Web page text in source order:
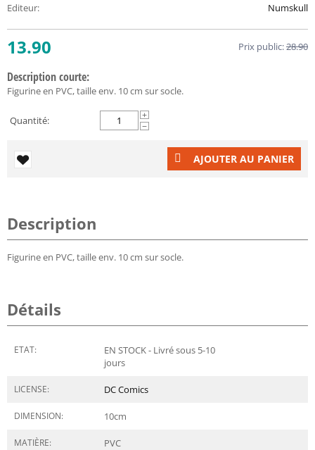
Editeur: Numskull
13.90 Prix public:28.90
Description courte:
Figurine en PVC, taille env. 10 cm sur socle.
Quantité:
+
−
AJOUTER AU PANIER
Description
Figurine en PVC, taille env. 10 cm sur socle.
Détails
ETAT:
EN STOCK - Livré sous 5-10
jours
LICENSE: DC Comics
DIMENSION: 10cm
MATIÈRE: PVC